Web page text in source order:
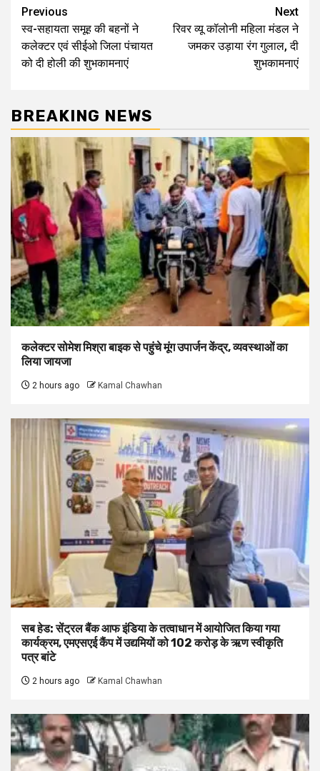
Post
navigation
Previous
स्व-सहायता समूह की बहनों ने
कलेक्‍टर एवं सीईओ जिला पंचायत
को दी होली की शुभकामनाएं
Next
रिवर व्यू कॉलोनी महिला मंडल ने
जमकर उड़ाया रंग गुलाल, दी
शुभकामनाएं
BREAKING NEWS
कलेक्टर सोमेश मिश्रा बाइक से पहुंचे मूंग उपार्जन केंद्र, व्यवस्थाओं का
लिया जायजा
2 hours ago Kamal Chawhan
सब हेड: सेंट्रल बैंक आफ इंडिया के तत्वाधान में आयोजित किया गया
कार्यक्रम, एमएसएई कैंप में उद्यमियों को 102 करोड़ के ऋण स्वीकृति
पत्र बांटे
2 hours ago Kamal Chawhan